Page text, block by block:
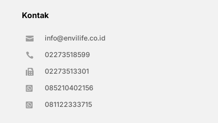
Kontak
 info@envilife.co.id
 02273518599
 02273513301
 085210402156
 081122333715